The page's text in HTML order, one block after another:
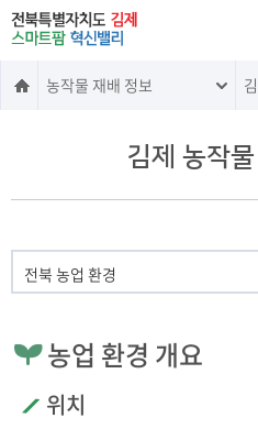
주메뉴 바로가기
본문 바로가기
농작물 재배 정보
김제 농작
전북 농업 환경
농업 환경 개요
위치